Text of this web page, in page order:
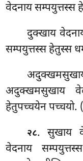
वेदनाय सम्पयुत्तस्स
दुक्खाय
सम्पयुत्तस्स हेतुस्स
अदुक्खमसुखाय
हेतुपच्चयेन पच्चयो.
२८. सुखाय
वेदनाय